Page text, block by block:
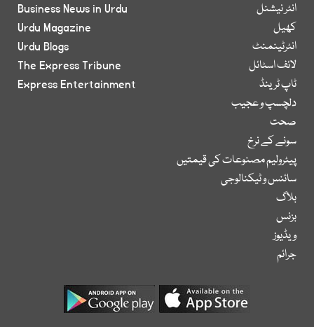
انٹر نیشنل
کھیل
انٹرٹینمنٹ
لائف اسٹائل
ٹاپ ٹرینڈ
دلچسپ و عجیب
صحت
سونے کے نرخ
پیٹرولیم مصنوعات کی قیمتیں
سائنس و ٹیکنالوجی
بلاگ
بزنس
ویڈیوز
جرائم
Business News in Urdu
Urdu Magazine
Urdu Blogs
The Express Tribune
Express Entertainment